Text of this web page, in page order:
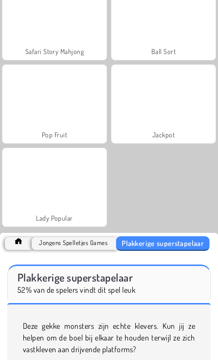
Safari Story Mahjong Ball Sort
Pop Fruit Jackpot
Lady Popular
Jongens Spelletjes Games Plakkerige superstapelaar
Plakkerige superstapelaar
52% van de spelers vindt dit spel leuk
Deze gekke monsters zijn echte klevers. Kun jij ze
helpen om de boel bij elkaar te houden terwijl ze zich
vastkleven aan drijvende platforms?